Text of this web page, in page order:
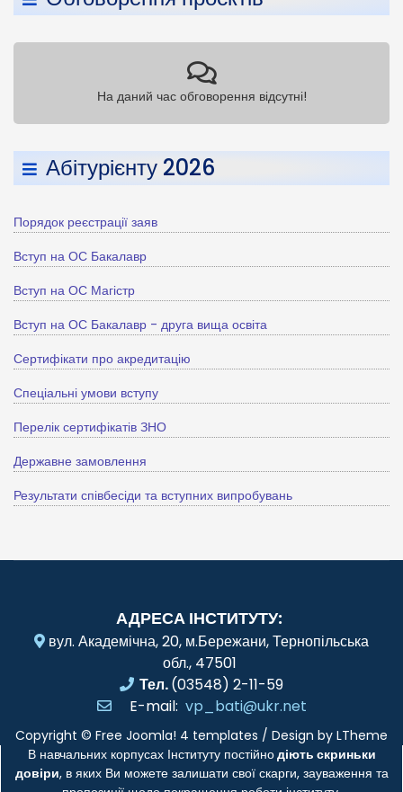
На даний час обговорення відсутні!
Абітурієнту 2026
Порядок реєстрації заяв
Вступ на ОС Бакалавр
Вступ на ОС Магістр
Вступ на ОС Бакалавр - друга вища освіта
Сертифікати про акредитацію
Спеціальні умови вступу
Перелік сертифікатів ЗНО
Державне замовлення
Результати співбесіди та вступних випробувань
АДРЕСА ІНСТИТУТУ:
вул. Академічна, 20, м.Бережани, Тернопільська
обл., 47501
Тел.(03548) 2-11-59
E-mail: vp_bati@ukr.net
Copyright © Free Joomla! 4 templates / Design by LTheme
В навчальних корпусах Інституту постійнодіють скриньки
довіри, в яких Ви можете залишати свої скарги, зауваження та